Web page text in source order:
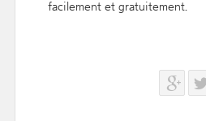
facilement et gratuitement.